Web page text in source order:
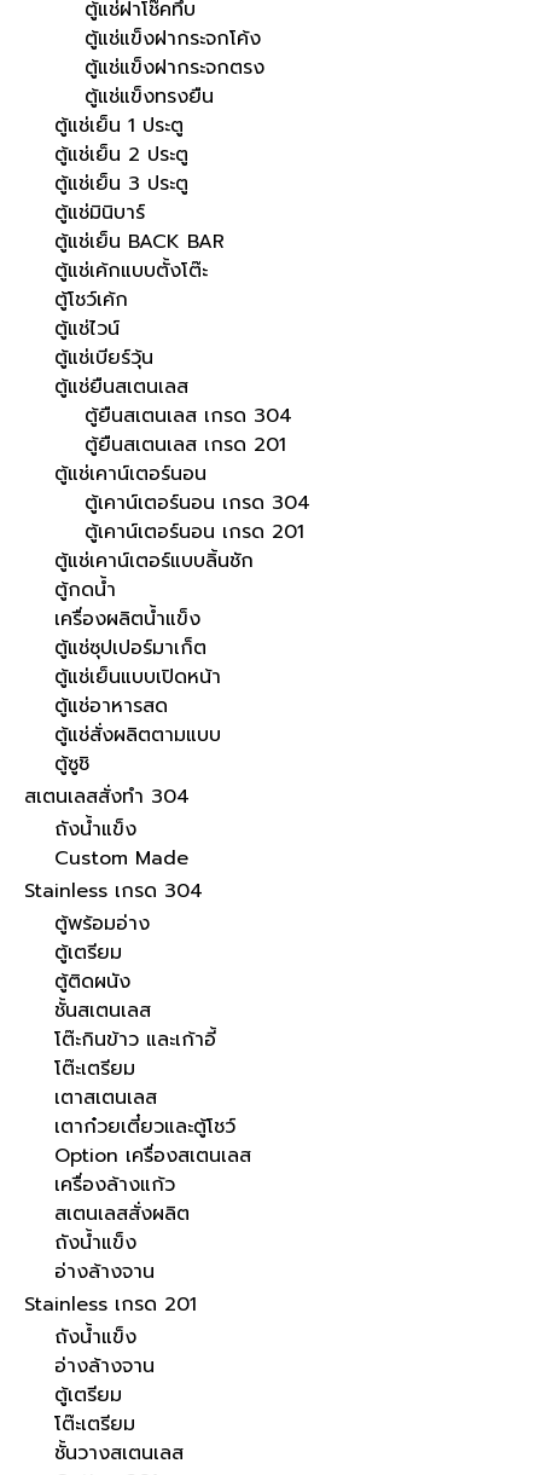
ตู้แช่ฝาโช๊คทึบ
ตู้แช่แข็งฝากระจกโค้ง
ตู้แช่แข็งฝากระจกตรง
ตู้แช่แข็งทรงยืน
ตู้แช่เย็น 1 ประตู
ตู้แช่เย็น 2 ประตู
ตู้แช่เย็น 3 ประตู
ตู้แช่มินิบาร์
ตู้แช่เย็น BACK BAR
ตู้แช่เค้กแบบตั้งโต๊ะ
ตู้โชว์เค้ก
ตู้แช่ไวน์
ตู้แช่เบียร์วุ้น
ตู้แช่ยืนสเตนเลส
ตู้ยืนสเตนเลส เกรด 304
ตู้ยืนสเตนเลส เกรด 201
ตู้แช่เคาน์เตอร์นอน
ตู้เคาน์เตอร์นอน เกรด 304
ตู้เคาน์เตอร์นอน เกรด 201
ตู้แช่เคาน์เตอร์แบบลิ้นชัก
ตู้กดน้ำ
เครื่องผลิตน้ำแข็ง
ตู้แช่ซุปเปอร์มาเก็ต
ตู้แช่เย็นแบบเปิดหน้า
ตู้แช่อาหารสด
ตู้แช่สั่งผลิตตามแบบ
ตู้ซูชิ
สเตนเลสสั่งทำ 304
ถังน้ำแข็ง
Custom Made
Stainless เกรด 304
ตู้พร้อมอ่าง
ตู้เตรียม
ตู้ติดผนัง
ชั้นสเตนเลส
โต๊ะกินข้าว และเก้าอี้
โต๊ะเตรียม
เตาสเตนเลส
เตาก๋วยเตี๋ยวและตู้โชว์
Option เครื่องสเตนเลส
เครื่องล้างแก้ว
สเตนเลสสั่งผลิต
ถังน้ำแข็ง
อ่างล้างจาน
Stainless เกรด 201
ถังน้ำแข็ง
อ่างล้างจาน
ตู้เตรียม
โต๊ะเตรียม
ชั้นวางสเตนเลส